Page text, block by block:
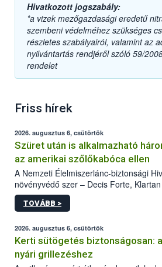
Hivatkozott jogszabály:
*a vizek mezőgazdasági eredetű
szembeni védelméhez szükséges
részletes szabályairól, valamint az
nyilvántartás rendjéről szóló 59/
rendelet
Friss hírek
2026. augusztus 6, csütörtök
Szüret után is alkalmazható
az amerikai szőlőkabóca ellen
A Nemzeti Élelmiszerlánc-biztonsági
növényvédő szer – Decis Forte,
engedélyokiratát módosította, így azok
egészen a vesszőérettség (BBCH 91)
érésű szőlőkben is legyen lehetőség a
védekezésre. Az Oroganic készítmény
felhasználók számára is elérhető és
engedélyezett.
TOVÁBB >
2026. augusztus 6, csütörtök
Kerti sütögetés biztonságosan:
nyári grillezéshez